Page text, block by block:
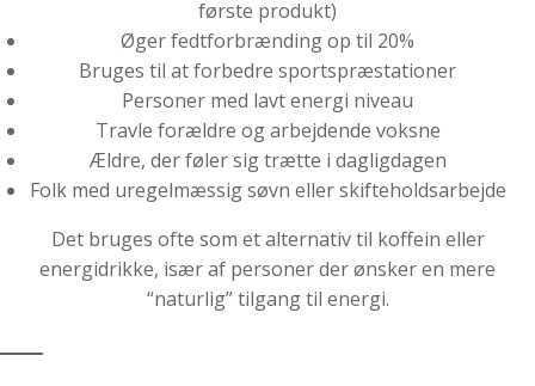
første produkt)
Øger fedtforbrænding op til 20%
Bruges til at forbedre sportspræstationer
Personer med lavt energi niveau
Travle forældre og arbejdende voksne
Ældre, der føler sig trætte i dagligdagen
Folk med uregelmæssig søvn eller skifteholdsarbejde
Det bruges ofte som et alternativ til koffein eller
energidrikke, især af personer der ønsker en mere
“naturlig” tilgang til energi.